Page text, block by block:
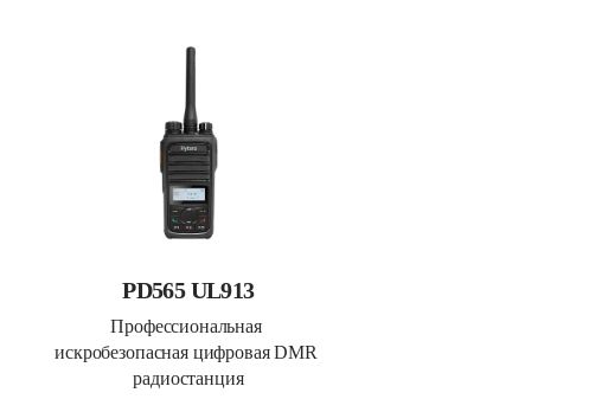
PD565 UL913
Профессиональная
искробезопасная цифровая DMR
радиостанция